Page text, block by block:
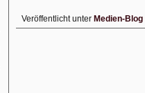
Veröffentlicht unter Medien-Blog